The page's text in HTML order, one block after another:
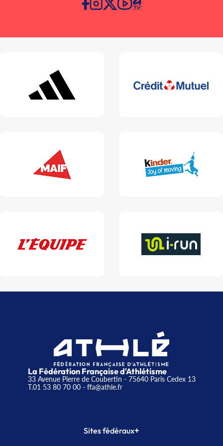
La Fédération Française d'Athlétisme
33 Avenue Pierre de Coubertin - 75640 Paris Cedex 13
T.01 53 80 70 00- ffa@athle.fr
Sites fédéraux+